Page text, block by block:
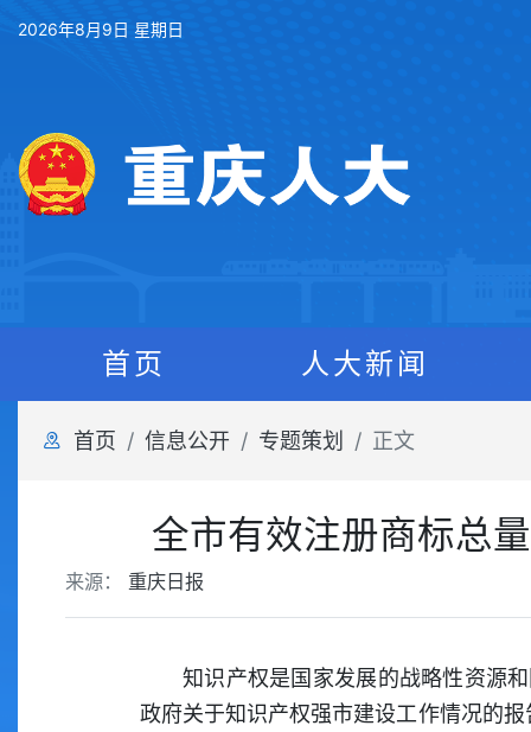
2026年8月9日 星期日
首页 人大新闻
首页 信息公开 专题策划 正文
全市有效注册商标总
来源： 重庆日报
知识产权是国家发展的战略性资源
政府关于知识产权强市建设工作情况的